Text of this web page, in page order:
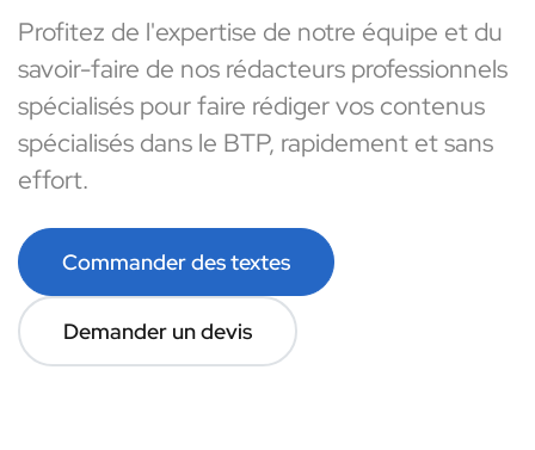
Profitez de l'expertise de notre équipe et du
savoir-faire de nos rédacteurs professionnels
spécialisés pour faire rédiger vos contenus
spécialisés dans le BTP, rapidement et sans
effort.
Commander des textes
Demander un devis